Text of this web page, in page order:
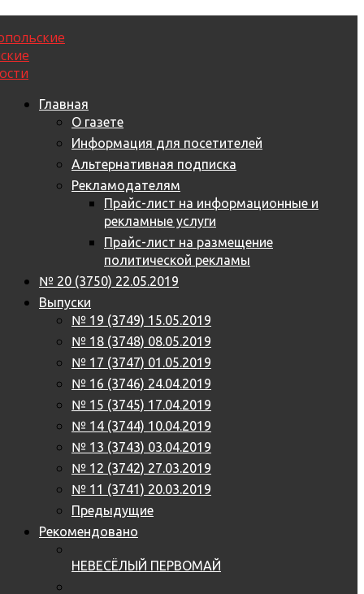
Главная
О газете
Информация для посетителей
Альтернативная подписка
Рекламодателям
Прайс-лист на информационные и
рекламные услуги
Прайс-лист на размещение
политической рекламы
№ 20 (3750) 22.05.2019
Выпуски
№ 19 (3749) 15.05.2019
№ 18 (3748) 08.05.2019
№ 17 (3747) 01.05.2019
№ 16 (3746) 24.04.2019
№ 15 (3745) 17.04.2019
№ 14 (3744) 10.04.2019
№ 13 (3743) 03.04.2019
№ 12 (3742) 27.03.2019
№ 11 (3741) 20.03.2019
Предыдущие
Рекомендовано
НЕВЕСЁЛЫЙ ПЕРВОМАЙ